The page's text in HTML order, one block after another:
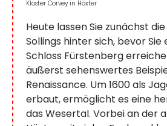
Heute lassen Sie zunächst
Sollings hinter sich, bevor
Schloss Fürstenberg
äußerst sehenswertes
Renaissance. Um 1600 als
erbaut, ermöglicht es eine
das Wesertal. Vorbei an der
Kloster Corvey in Höxter